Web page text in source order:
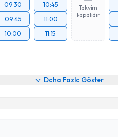
09:30
09:45
10:00
10:45
11:00
11:15
Takvim
kapalıdır
Daha Fazla Göster